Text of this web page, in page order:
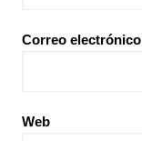
Correo electrónico
Web